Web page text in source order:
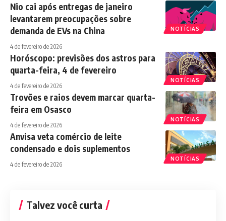
NOTÍCIAS
Nio cai após entregas de janeiro
levantarem preocupações sobre
demanda de EVs na China
4 de fevereiro de 2026
NOTÍCIAS
Horóscopo: previsões dos astros para
quarta-feira, 4 de fevereiro
4 de fevereiro de 2026
NOTÍCIAS
Trovões e raios devem marcar quarta-
feira em Osasco
4 de fevereiro de 2026
NOTÍCIAS
Anvisa veta comércio de leite
condensado e dois suplementos
4 de fevereiro de 2026
Talvez você curta